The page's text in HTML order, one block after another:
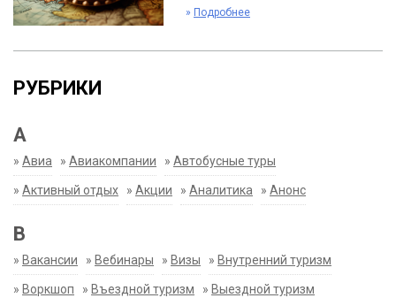
» Подробнее
РУБРИКИ
А
» Авиа » Авиакомпании » Автобусные туры
» Активный отдых » Акции » Аналитика » Анонс
В
» Вакансии » Вебинары » Визы » Внутренний туризм
» Воркшоп » Въездной туризм » Выездной туризм